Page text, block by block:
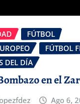
FÚTBOL
FÚTBOL
DEL DÍA
en el
Ago 6,